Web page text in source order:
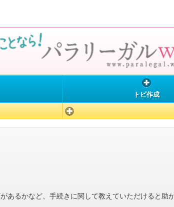
トピ作成
あるかなど、手続きに関して教えていただけると助